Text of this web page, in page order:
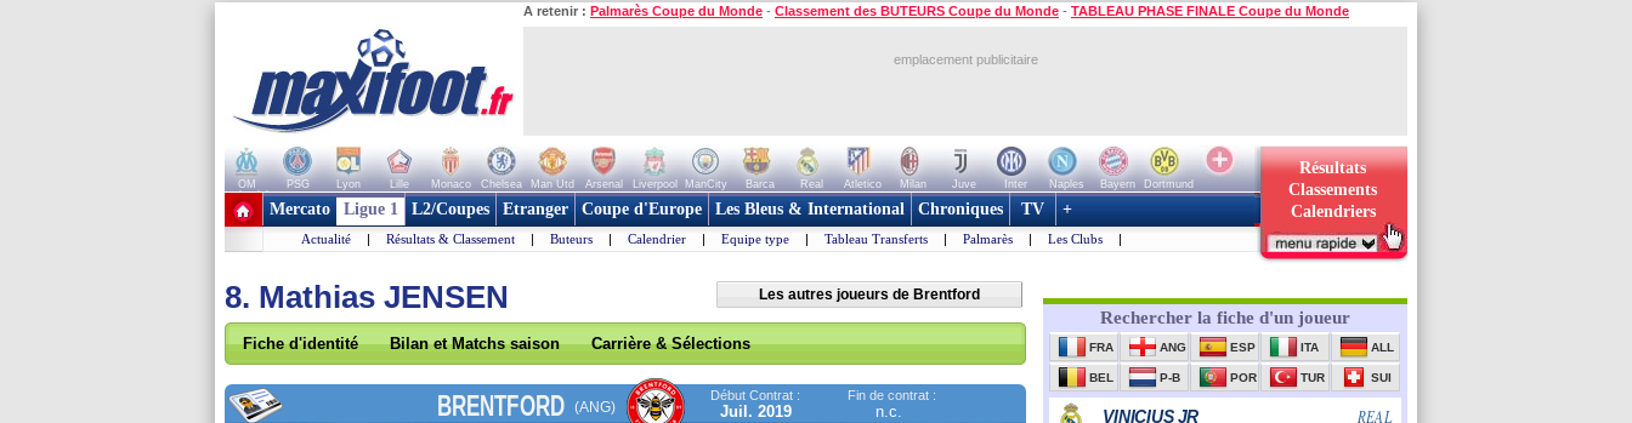
A retenir : Palmarès Coupe du Monde - Classement des BUTEURS Coupe du Monde - TABLEAU PHASE FINALE Coupe du Monde
emplacement publicitaire
OM PSG Lyon Lille Monaco Chelsea Man Utd Arsenal Liverpool ManCity Barca Real Atletico Milan Juve Inter Naples Bayern
Dortmund
+ de clubs
Résultats
Classements
Calendriers
Mercato Ligue 1 L2/Coupes Etranger Coupe d'Europe Les Bleus & International Chroniques TV +
Actualité | Résultats & Classement | Buteurs | Calendrier | Equipe type | Tableau Transferts | Palmarès | Les Clubs |
8. Mathias JENSEN Les autres joueurs de Brentford
Fiche d'identité Bilan et Matchs saison Carrière & Sélections
BRENTFORD (ANG)
Début Contrat :
Juil. 2019
Fin de contrat :
n.c.